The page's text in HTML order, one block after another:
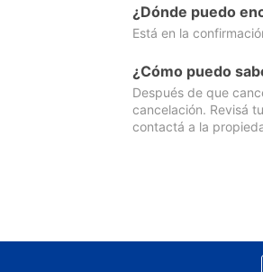
¿Dónde puedo
Está en la
¿Cómo puedo
Después de que
cancelación. Revisá
contactá a la